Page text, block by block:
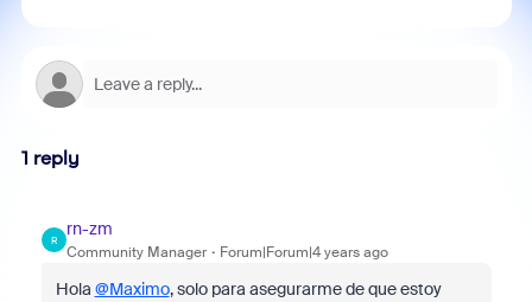
1 reply
R
rn-zm
Community Manager Forum|Forum|4 years ago
Hola @Maximo, solo para asegurarme de que estoy